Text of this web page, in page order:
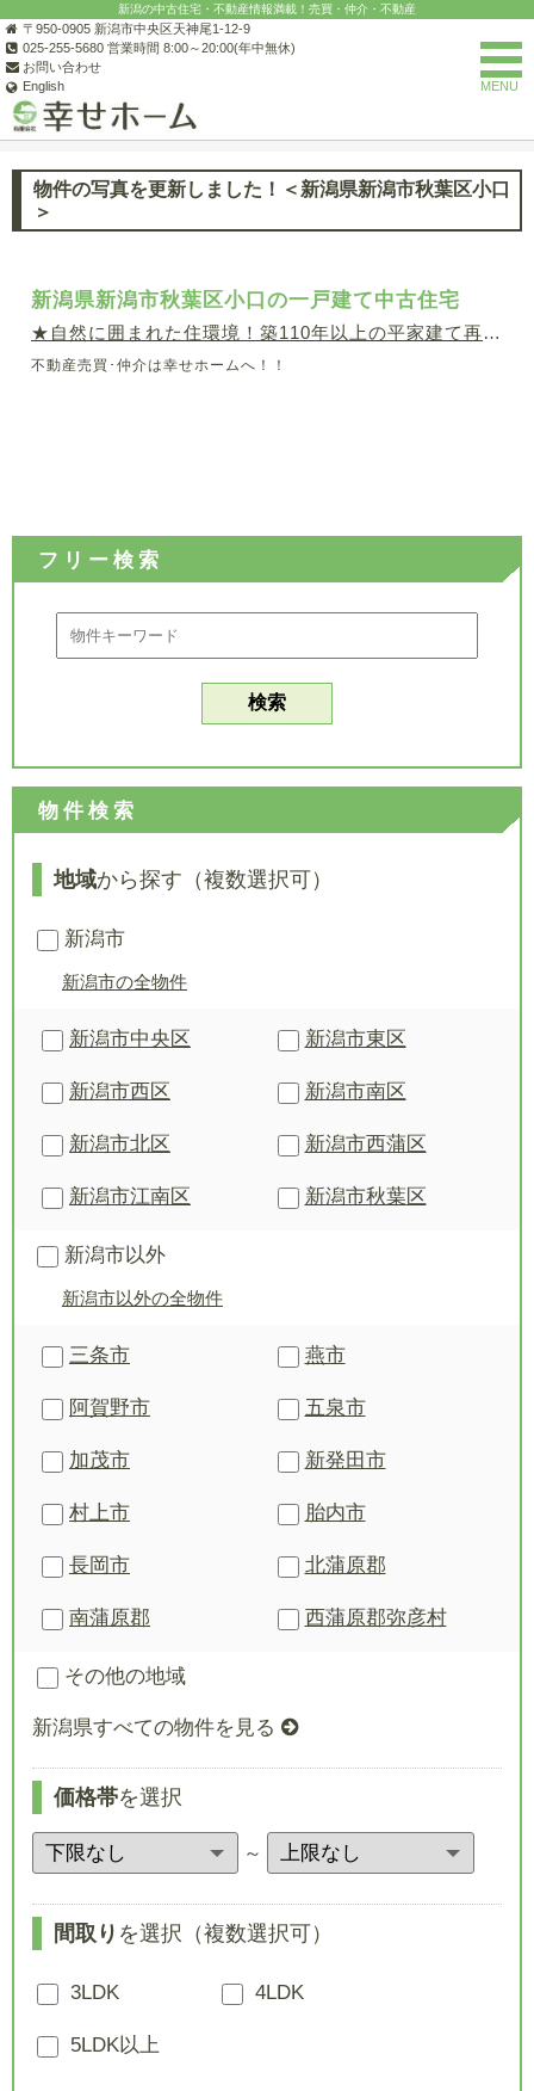
新潟の中古住宅・不動産情報満載！売買・仲介・不動産
〒950-0905 新潟市中央区天神尾1-12-9
025-255-5680 営業時間 8:00～20:00(年中無休)
お問い合わせ
English
MENU
(有)幸せホーム お知らせ一覧
物件の写真を更新しました！＜新潟県新潟市秋葉区小口
＞
新潟県新潟市秋葉区小口の一戸建て中古住宅
★自然に囲まれた住環境！築110年以上の平家建て再生
不動産売買･仲介は幸せホームへ！！
フリー検索
物件検索
地域から探す（複数選択可）
新潟市
新潟市の全物件
新潟市中央区 新潟市東区
新潟市西区 新潟市南区
新潟市北区 新潟市西蒲区
新潟市江南区 新潟市秋葉区
新潟市以外
新潟市以外の全物件
三条市 燕市
阿賀野市 五泉市
加茂市 新発田市
村上市 胎内市
長岡市 北蒲原郡
南蒲原郡 西蒲原郡弥彦村
その他の地域
新潟県すべての物件を見る
価格帯を選択
～
間取り を選択（複数選択可）
3LDK 4LDK
5LDK以上